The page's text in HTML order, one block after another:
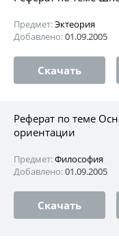
Предмет:Эктеория
Добавлено:01.09.2005
Скачать
Реферат по теме
ориентации
Предмет:Философия
Добавлено:01.09.2005
Скачать